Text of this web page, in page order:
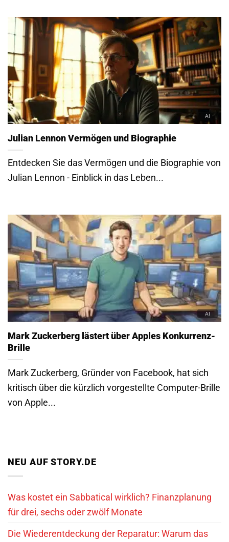
Julian Lennon Vermögen und Biographie
Entdecken Sie das Vermögen und die Biographie von
Julian Lennon - Einblick in das Leben...
Mark Zuckerberg lästert über Apples Konkurrenz-
Brille
Mark Zuckerberg, Gründer von Facebook, hat sich
kritisch über die kürzlich vorgestellte Computer-Brille
von Apple...
NEU AUF STORY.DE
Was kostet ein Sabbatical wirklich? Finanzplanung
für drei, sechs oder zwölf Monate
Die Wiederentdeckung der Reparatur: Warum das